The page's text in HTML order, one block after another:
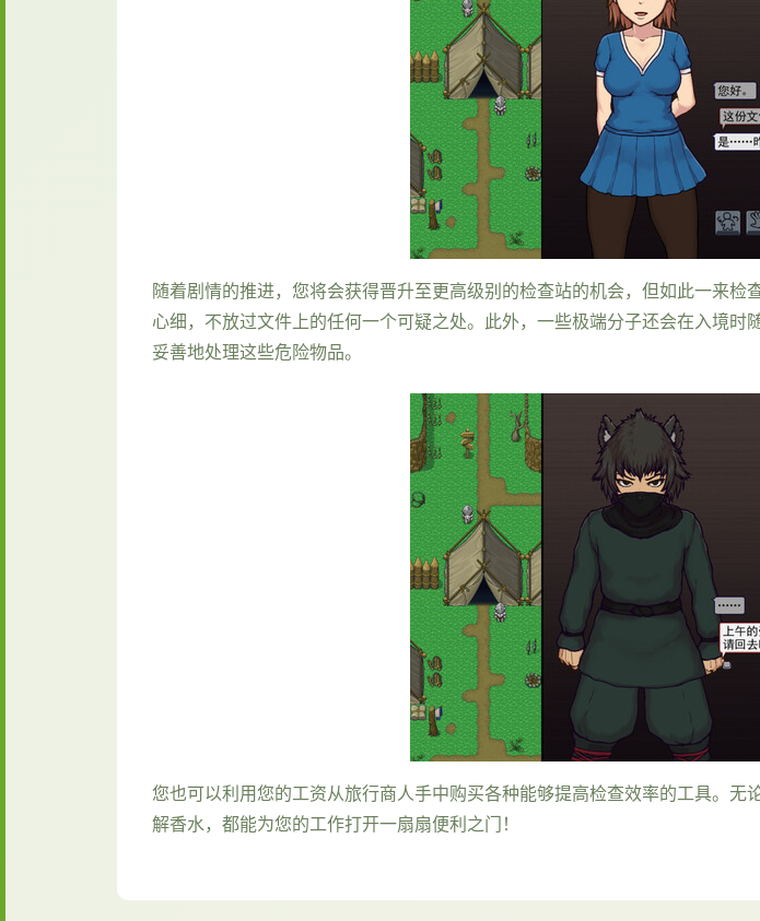
随着剧情的推进，您将会获得晋升至更高级别的检查站的机会，但如此一来
心细，不放过文件上的任何一个可疑之处。此外，一些极端分子还会在入境时
妥善地处理这些危险物品。
您也可以利用您的工资从旅行商人手中购买各种能够提高检查效率的工具。
解香水，都能为您的工作打开一扇扇便利之门！